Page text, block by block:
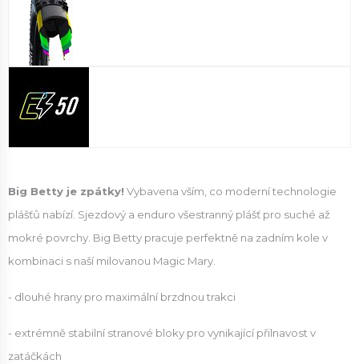
Big Betty je zpátky! Vybavena vším, co moderní technologie
plášťů nabízí. Sjezdový a enduro všestranný plášť pro suché až
mokré povrchy. Big Betty pracuje perfektně na zadním kole v
kombinaci s naší milovanou Magic Mary.
- dlouhé hrany pro maximální brzdnou trakci
- extrémně stabilní stranové bloky pro vynikající přilnavost v
zatáčkách